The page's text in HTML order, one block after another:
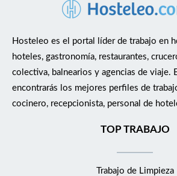
Hosteleo es el portal líder de trabajo en
hoteles, gastronomía, restaurantes,
colectiva, balnearios y agencias de viaje.
encontrarás los mejores perfiles de
cocinero, recepcionista, personal de
TOP TRABAJO
Trabajo de Limpieza